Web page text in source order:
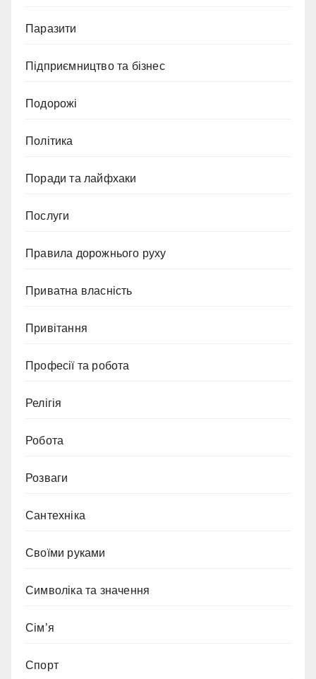
Паразити
Підприємництво та бізнес
Подорожі
Політика
Поради та лайфхаки
Послуги
Правила дорожнього руху
Приватна власність
Привітання
Професії та робота
Релігія
Робота
Розваги
Сантехніка
Своїми руками
Символіка та значення
Сім’я
Спорт